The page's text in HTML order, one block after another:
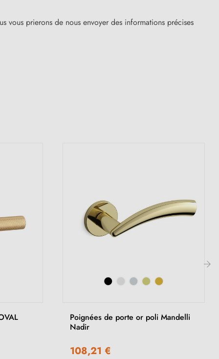
vous prierons de nous envoyer des informations précises
Poignées de porte or poli Mandelli
Nadir
108,21 €